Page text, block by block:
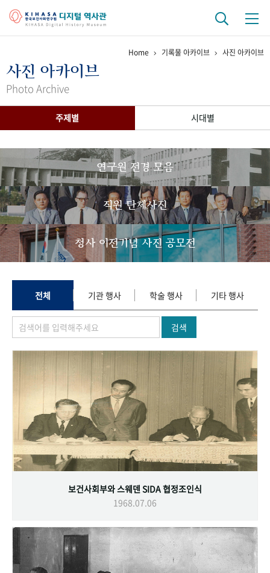
걸어온 길 기관 변천사
간행물 변천사
기록물 아카이브
사진 아카이브 문서 기록물 행정박물 영상 기록물
50+1 주년 기념
성과 50선 숫자로 보는 50년
세계와 함께 한 KIHASA
VR 역사관
Home 기록물 아카이브 사진 아카이브
사진 아카이브
Photo Archive
주제별 시대별
연구원 전경 모음
직원 단체사진
청사 이전기념 사진 공모전
전체 기관 행사 학술 행사 기타 행사
검색
보건사회부와 스웨덴 SIDA 협정조인식
1968.07.06